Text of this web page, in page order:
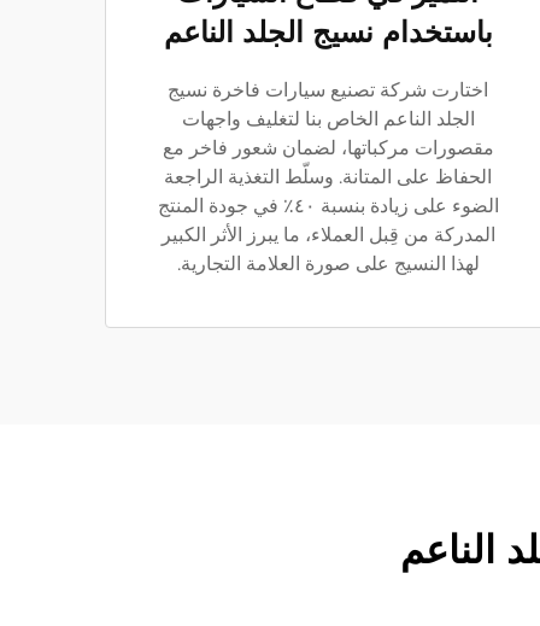
باستخدام نسيج الجلد الناعم
اختارت شركة تصنيع سيارات فاخرة نسيج
الجلد الناعم الخاص بنا لتغليف واجهات
مقصورات مركباتها، لضمان شعور فاخر مع
الحفاظ على المتانة. وسلّط التغذية الراجعة
الضوء على زيادة بنسبة ٤٠٪ في جودة المنتج
المدركة من قِبل العملاء، ما يبرز الأثر الكبير
لهذا النسيج على صورة العلامة التجارية.
الناعم